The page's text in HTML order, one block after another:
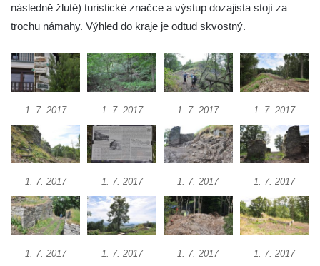
Rousínovský hrádek
Vlčí hrádek
Hrad Švamberk (Krasíkov)
Hrad Štěpanice
Hrad Klamorna
Hrad Starý Rybník (Altenteich)
Hrad Egerberk (Lestkov)
Hrad Perštejn (Borschenstein)
Tvrz Šumburk
Hrad Šumburk (Schönburg)
následně žluté) turistické značce a výstup dozajista stojí za
trochu námahy. Výhled do kraje je odtud skvostný.
1. 7. 2017 1. 7. 2017 1. 7. 2017 1. 7. 2017
1. 7. 2017 1. 7. 2017 1. 7. 2017 1. 7. 2017
1. 7. 2017 1. 7. 2017 1. 7. 2017 1. 7. 2017